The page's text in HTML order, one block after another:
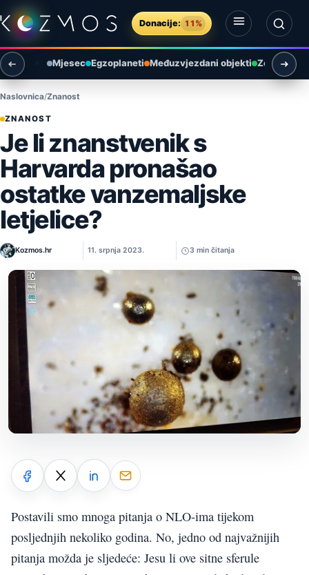
Preskoči na sadržaj
Donacije: 11%
Otvori izbornik
Otvori pretragu
Mjesec Egzoplaneti Međuzvjezdani objekti Zemlja i
Naslovnica Znanost
ZNANOST
Je li znanstvenik s
Harvarda pronašao
ostatke vanzemaljske
letjelice?
Kozmos.hr 11. srpnja 2023. 3 min čitanja
Postavili smo mnoga pitanja o NLO-ima tijekom
posljednjih nekoliko godina. No, jedno od najvažnijih
pitanja možda je sljedeće: Jesu li ove sitne sferule